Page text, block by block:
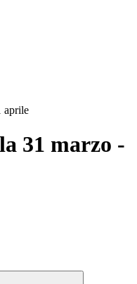
aprile
31 marzo -